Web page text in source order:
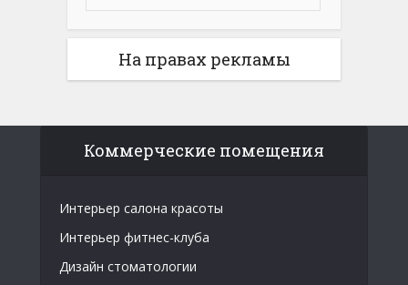
На правах рекламы
Коммерческие помещения
Интерьер салона красоты
Интерьер фитнес-клуба
Дизайн стоматологии